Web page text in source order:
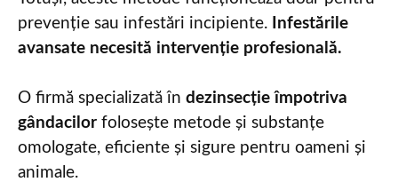
prevenție sau infestări incipiente.
Infestările
avansate necesită intervenție profesională.
O firmă specializată în dezinsecție împotriva
gândacilor folosește metode și substanțe
omologate, eficiente și sigure pentru oameni și
animale.